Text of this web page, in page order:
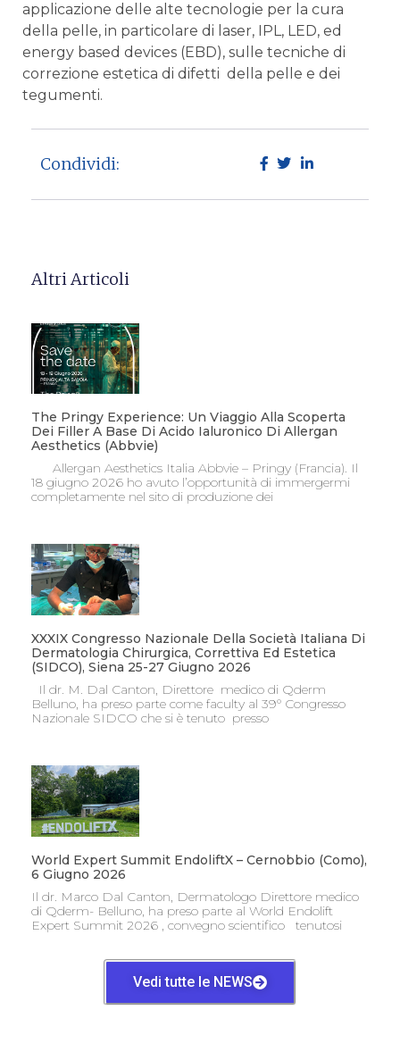
applicazione delle alte tecnologie per la cura
della pelle, in particolare di laser, IPL, LED, ed
energy based devices (EBD), sulle tecniche di
correzione estetica di difetti della pelle e dei
tegumenti.
Condividi:
Altri Articoli
The Pringy Experience: Un Viaggio Alla Scoperta
Dei Filler A Base Di Acido Ialuronico Di Allergan
Aesthetics (Abbvie)
Allergan Aesthetics Italia Abbvie – Pringy (Francia). Il
18 giugno 2026 ho avuto l’opportunità di immergermi
completamente nel sito di produzione dei
XXXIX Congresso Nazionale Della Società Italiana Di
Dermatologia Chirurgica, Correttiva Ed Estetica
(SIDCO), Siena 25-27 Giugno 2026
Il dr. M. Dal Canton, Direttore medico di Qderm
Belluno, ha preso parte come faculty al 39° Congresso
Nazionale SIDCO che si è tenuto presso
World Expert Summit EndoliftX – Cernobbio (Como),
6 Giugno 2026
Il dr. Marco Dal Canton, Dermatologo Direttore medico
di Qderm- Belluno, ha preso parte al World Endolift
Expert Summit 2026 , convegno scientifico tenutosi
Vedi tutte le NEWS